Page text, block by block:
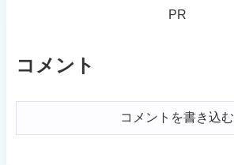
PR
コメント
コメントを書き込む